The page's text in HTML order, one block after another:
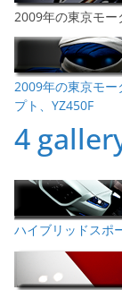
2009年の東京モ
2009年の東京モー
プト、YZ450F
4
ハイブリッドスポ